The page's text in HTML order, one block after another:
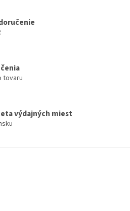
c
v
k
ý
p
u
a
tovaru
výdajných miest